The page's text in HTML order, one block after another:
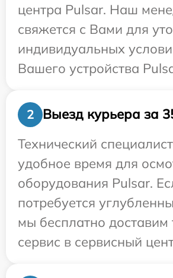
центра Pulsar. Наш
свяжется с Вами для
индивидуальных
Вашего устройства
2
Выезд курьера за
Технический
удобное время для
оборудования Pulsar.
потребуется
мы бесплатно доставим
сервис в сервисный